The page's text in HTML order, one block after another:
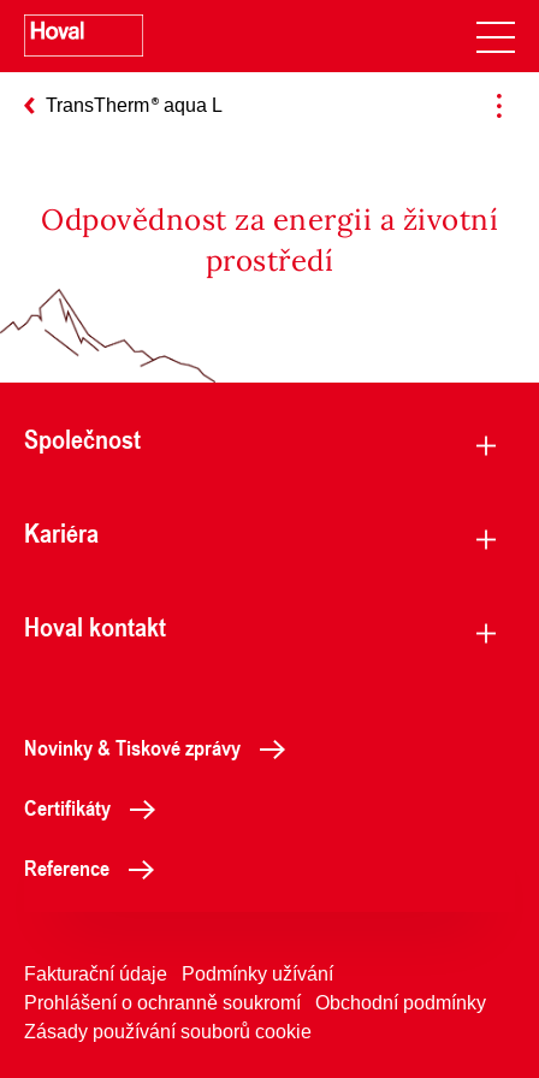
TransTherm aqua L
Odpovědnost za energii a životní
prostředí
Společnost
Kariéra
Hoval kontakt
Novinky & Tiskové zprávy
Certifikáty
Reference
Fakturační údaje
Podmínky užívání
Prohlášení o ochranně soukromí
Obchodní podmínky
Zásady používání souborů cookie